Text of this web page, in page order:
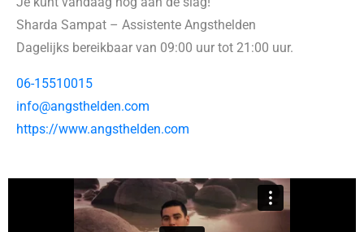
Sharda Sampat – Assistente Angsthelden
Dagelijks bereikbaar van 09:00 uur tot 21:00 uur.
06-15510015
info@angsthelden.com
https://www.angsthelden.com